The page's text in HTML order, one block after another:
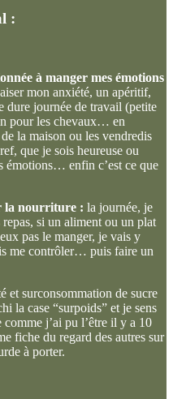
:
à manger mes émotions
mon anxiété, un apéritif,
dure journée de travail (petite
pour les chevaux… en
la maison ou les vendredis
que je sois heureuse ou
émotions… enfin c’est ce que
la nourriture : la journée, je
si un aliment ou un plat
pas le manger, je vais y
me contrôler… puis faire un
et surconsommation de sucre
la case “surpoids” et je sens
j’ai pu l’être il y a 10
fiche du regard des autres sur
à porter.